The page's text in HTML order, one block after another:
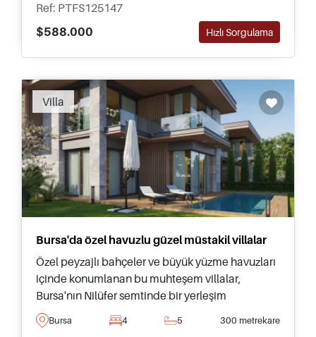
Ref: PTFS125147
$588.000
Hızlı Sorgulama
Villa
Recommended
Bursa'da özel havuzlu güzel müstakil villalar
Özel peyzajlı bahçeler ve büyük yüzme havuzları
içinde konumlanan bu muhteşem villalar,
Bursa'nın Nilüfer semtinde bir yerleşim
bölgesinde satılıktır ve Türkiye'ye taşınmayı
düşünenler için önerilmektedir.
Bursa 4 5 300 metrekare